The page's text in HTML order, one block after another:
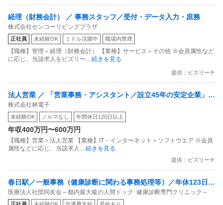
経理（財務会計） ／ 事務スタッフ／受付・データ入力・庶務
株式会社センコーリビングプラザ
正社員 未経験OK ミドル活躍中 職場内禁煙
【職種】管理＞経理（財務会計） 【業種】サービス＞その他 ※会員属性など
に応じ、当該求人をビズリー…続きを見る
提供：ビズリーチ
法人営業 ／ 「営業事務・アシスタント／設立45年の安定企業」／
事務メイン・新規開拓なし／書類作成とアサイン業務／土日祝休
み／服装自由／残業月10時間
株式会社林電子
未経験OK ノルマなし 年間休日120日以上
年収400万円〜600万円
【職種】営業＞法人営業 【業種】IT・インターネット＞ソフトウエア ※会員
属性などに応じ、当該求人 …続きを見る
提供：ビズリーチ
春日駅／一般事務（健康診断に関わる事務処理等）／年休123日／
正社員／都内最大級の健診クリニック
医療法人社団同友会～都内最大級の人間ドック･健康診断専門クリニック～